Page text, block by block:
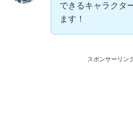
できるキャラクタ
ます！
スポンサーリン